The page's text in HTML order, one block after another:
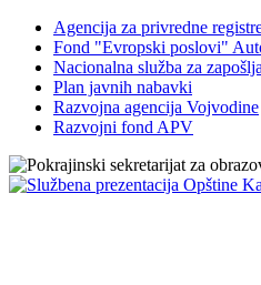
Agencija za privredne
Fond "Evropski poslovi"
Nacionalna služba za
Plan javnih nabavki
Razvojna agencija Vojvodine
Razvojni fond APV